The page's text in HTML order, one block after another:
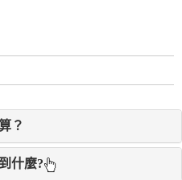
？
什麼樣的AI應用，都需要足
什麼?